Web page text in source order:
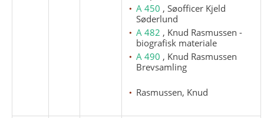
A 450 , Søofficer Kjeld
Søderlund
A 482 , Knud Rasmussen -
biografisk materiale
A 490 , Knud Rasmussen
Brevsamling
Rasmussen, Knud